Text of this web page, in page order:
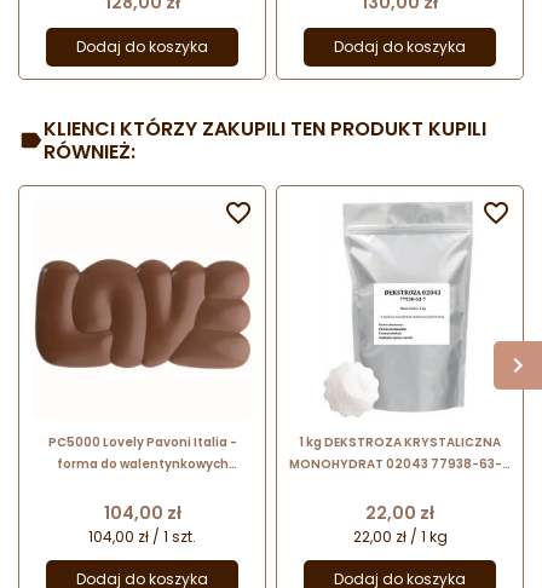
Dodaj do koszyka Dodaj do koszyka
KLIENCI KTÓRZY ZAKUPILI TEN PRODUKT KUPILI
RÓWNIEŻ:
PC5000 Lovely Pavoni Italia -
forma do walentynkowych
szer. 76 x wys. 10 mm / poj. 100 g
Cena
104,00 zł
104,00 zł / 1 szt.
Dodaj do koszyka

1 kg DEKSTROZA KRYSTALICZNA
MONOHYDRAT 02043 77938-63-7
Cena
22,00 zł
22,00 zł / 1 kg
Dodaj do koszyka
